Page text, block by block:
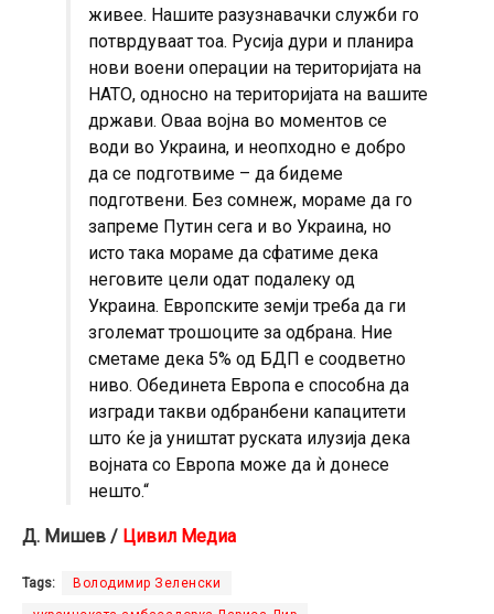
живее. Нашите разузнавачки служби го
потврдуваат тоа. Русија дури и планира
нови воени операции на територијата на
НАТО, односно на територијата на вашите
држави. Оваа војна во моментов се
води во Украина, и неопходно е добро
да се подготвиме – да бидеме
подготвени. Без сомнеж, мораме да го
запреме Путин сега и во Украина, но
исто така мораме да сфатиме дека
неговите цели одат подалеку од
Украина. Европските земји треба да ги
зголемат трошоците за одбрана. Ние
сметаме дека 5% од БДП е соодветно
ниво. Обединета Европа е способна да
изгради такви одбранбени капацитети
што ќе ја уништат руската илузија дека
војната со Европа може да ѝ донесе
нешто.“
Д. Мишев / Цивил Медиа
Tags: Володимир Зеленски